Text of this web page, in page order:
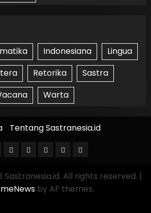
Indonesiana
Lingua
Retorika
Sastra
Warta
Tentang Sastranesia.id
All rights reserved. |
by AF themes.